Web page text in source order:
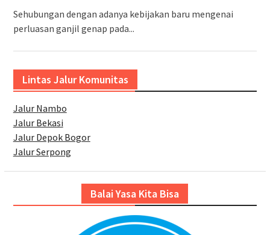
Sehubungan dengan adanya kebijakan baru mengenai
perluasan ganjil genap pada...
Lintas Jalur Komunitas
Jalur Nambo
Jalur Bekasi
Jalur Depok Bogor
Jalur Serpong
Balai Yasa Kita Bisa